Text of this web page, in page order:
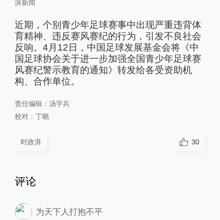
湃新闻
近期，个别青少年足球赛事中出现严重违背体
育精神、违反赛风赛纪的行为，引发不良社会
反响。4月12日，中国足球发展基金会将《中
国足球协会关于进一步加强全国青少年足球赛
风赛纪警示教育的通知》转发给各受资助机
构、合作单位。
责任编辑： 汤宇兵
校对： 丁晓
时政湃 30
评论
为天下人打抱不平